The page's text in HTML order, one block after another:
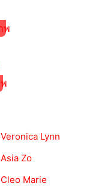
Veronica Lynn
Asia Zo
Cleo Marie